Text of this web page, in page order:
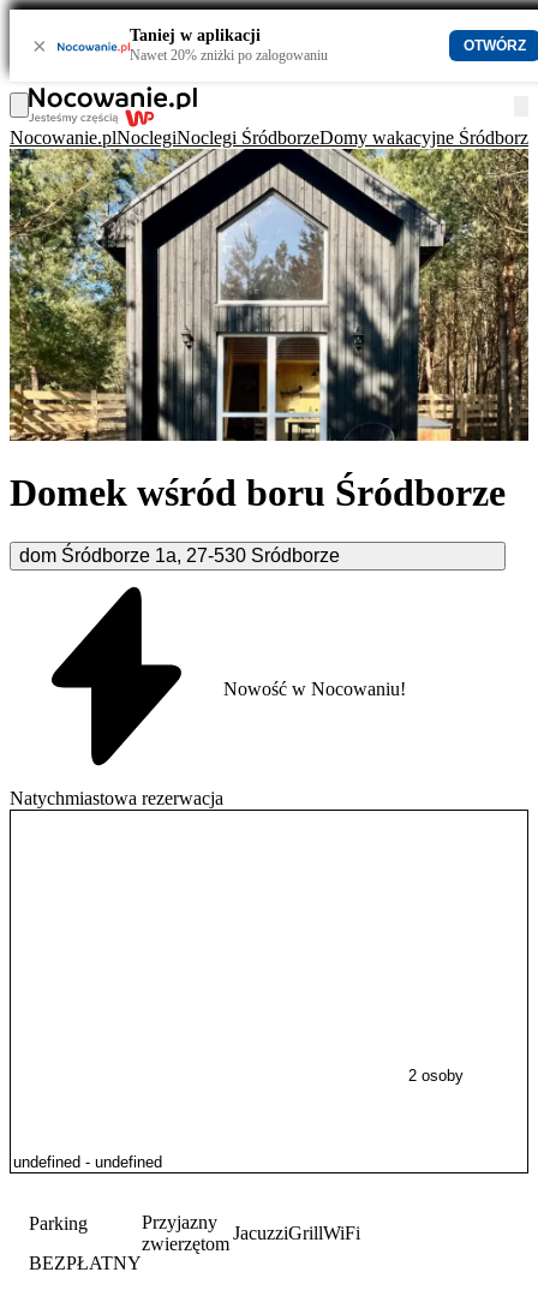
× Taniej w aplikacji
Nawet 20% zniżki po zalogowaniu
OTWÓRZ
Nocowanie.plNoclegiNoclegi ŚródborzeDomy wakacyjne Śródborze
Domek wśród boru Śródborze
dom Śródborze 1a, 27-530 Sródborze
Natychmiastowa rezerwacja
Nowość w Nocowaniu!
Parking
BEZPŁATNY
Przyjazny
zwierzętom
JacuzziGrillWiFi
2 osoby